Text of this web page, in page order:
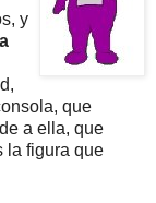
y
que
a ella, que
la figura que